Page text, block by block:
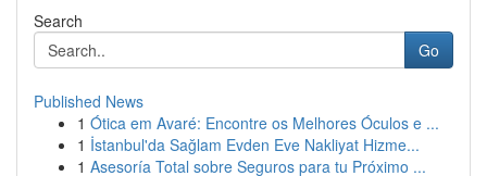
Search
Go
Published News
1 Ótica em Avaré: Encontre os Melhores Óculos e ...
1 İstanbul'da Sağlam Evden Eve Nakliyat Hizme...
1 Asesoría Total sobre Seguros para tu Próximo ...